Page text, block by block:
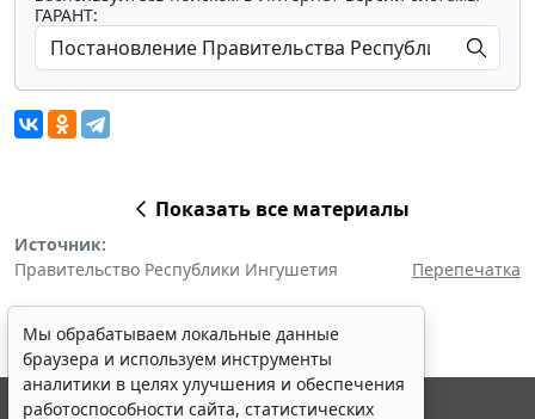
ГАРАНТ:
Показать все материалы
Источник:
Правительство Республики Ингушетия
Перепечатка
Мы обрабатываем локальные данные
браузера и используем инструменты
аналитики в целях улучшения и обеспечения
работоспособности сайта, статистических